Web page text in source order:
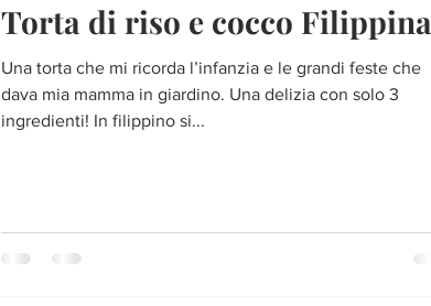
Torta di riso e cocco Filippina
Una torta che mi ricorda l’infanzia e le grandi feste che
dava mia mamma in giardino. Una delizia con solo 3
ingredienti! In filippino si...